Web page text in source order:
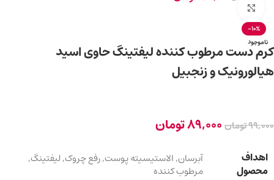
-10%
ناموجود
برای بزرگ‌نمایی کلیک کنید
کرم دست مرطوب کننده لیفتینگ حاوی اسید
هیالورونیک و زنجبیل
99,000تومان89,000تومان
اهداف
محصول
آبرسان,الاستیسیته پوست,رفع چروک,لیفتینگ,
مرطوب کننده